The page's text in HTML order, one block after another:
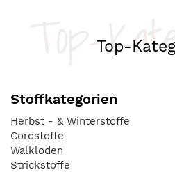
Top-
Top-
Stoffkategorien
Herbst - & Winterstoffe
Cordstoffe
Walkloden
Strickstoffe